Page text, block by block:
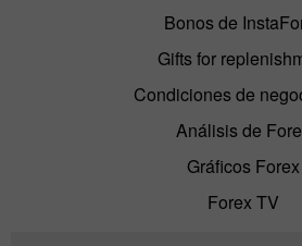
Bonos de
Gifts for
Condiciones de
Análisis de
Gráficos Forex
Forex TV